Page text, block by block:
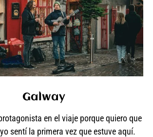
Galway
en el viaje porque quiero que
sentí la primera vez que estuve aquí.